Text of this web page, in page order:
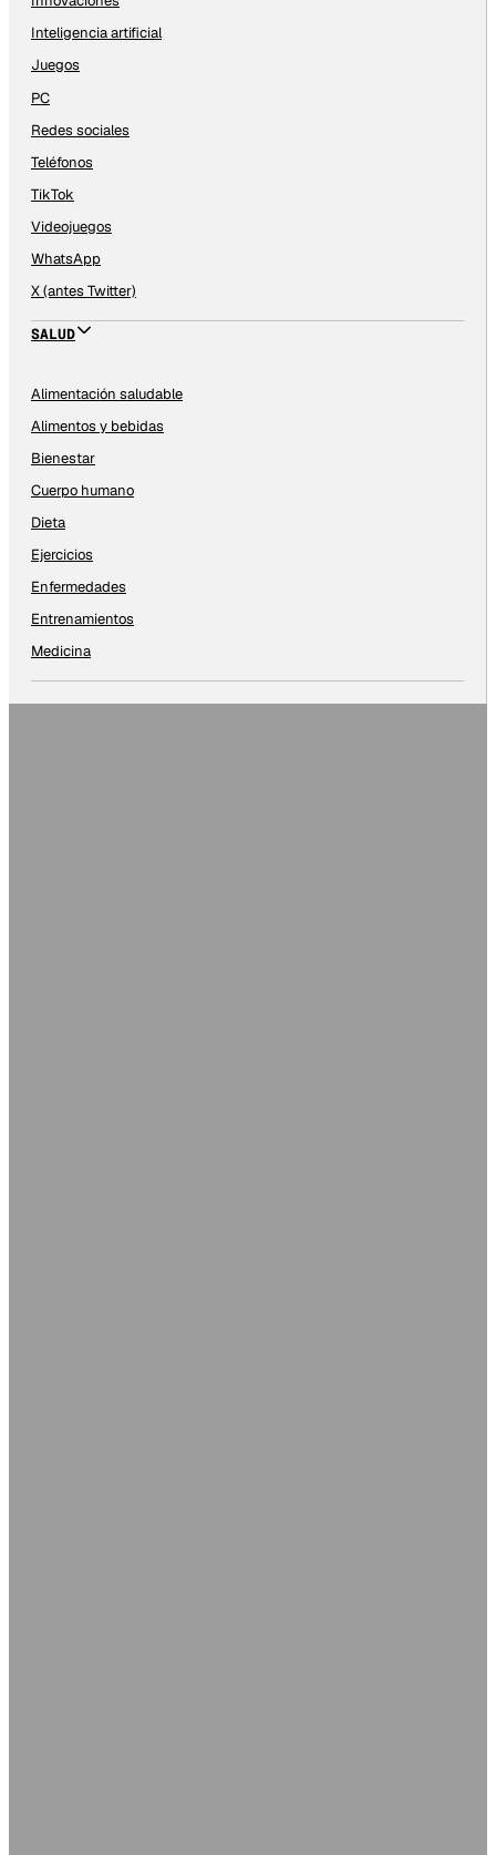
Inteligencia artificial
Juegos
PC
Redes sociales
Teléfonos
TikTok
Videojuegos
WhatsApp
X (antes Twitter)
SALUD
Alimentación saludable
Alimentos y bebidas
Bienestar
Cuerpo humano
Dieta
Ejercicios
Enfermedades
Entrenamientos
Medicina